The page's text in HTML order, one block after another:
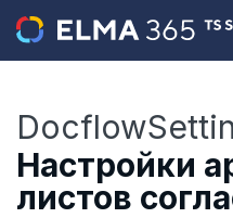
Настройки
листов